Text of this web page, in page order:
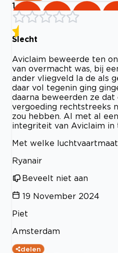
1
Slecht
Aviclaim beweerde ten
van overmacht was, bij
ander vliegveld la de als
daar vol tegenin ging
daarna beweerden ze dat
vergoeding rechtstreeks
zou hebben. Al met al
integriteit van Aviclaim
Met welke
Ryanair
Beveelt niet aan
19 November 2024
Piet
Amsterdam
delen